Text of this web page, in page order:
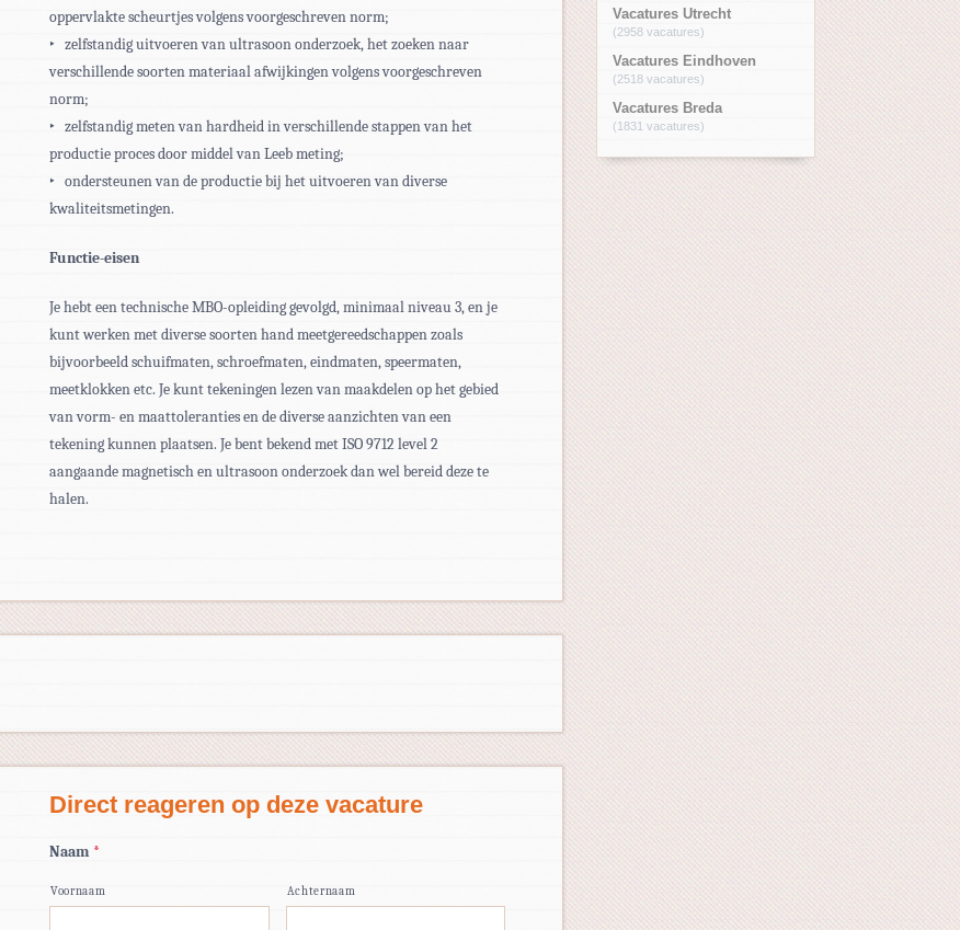
oppervlakte scheurtjes volgens voorgeschreven norm;
‣ zelfstandig uitvoeren van ultrasoon onderzoek, het zoeken naar
verschillende soorten materiaal afwijkingen volgens voorgeschreven
norm;
‣ zelfstandig meten van hardheid in verschillende stappen van het
productie proces door middel van Leeb meting;
‣ ondersteunen van de productie bij het uitvoeren van diverse
kwaliteitsmetingen.
Functie-eisen
Je hebt een technische MBO-opleiding gevolgd, minimaal niveau 3, en je
kunt werken met diverse soorten hand meetgereedschappen zoals
bijvoorbeeld schuifmaten, schroefmaten, eindmaten, speermaten,
meetklokken etc. Je kunt tekeningen lezen van maakdelen op hetgebied
van vorm- en maattoleranties en de diverse aanzichten van een
tekening kunnen plaatsen. Je bent bekend met ISO 9712 level 2
aangaande magnetisch en ultrasoon onderzoek dan wel bereid deze te
halen.
Direct reageren op deze vacature
Naam *
Voornaam Achternaam
Vacatures Utrecht
(2958 vacatures)
Vacatures Eindhoven
(2518 vacatures)
Vacatures Breda
(1831 vacatures)